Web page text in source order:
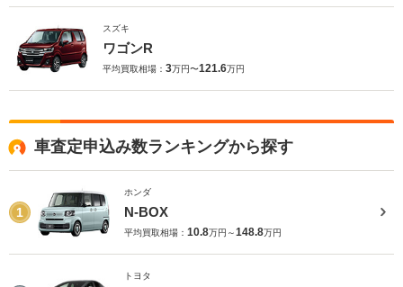
スズキ
ワゴンR
平均買取相場： 3万円〜121.6万円
車査定申込み数ランキングから探す
1
ホンダ
N-BOX
平均買取相場： 10.8万円～148.8万円
トヨタ